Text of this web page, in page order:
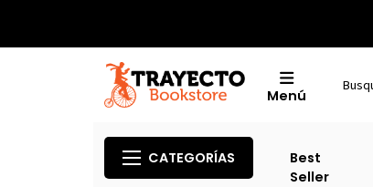
Menú
CATEGORÍAS
Best
Seller